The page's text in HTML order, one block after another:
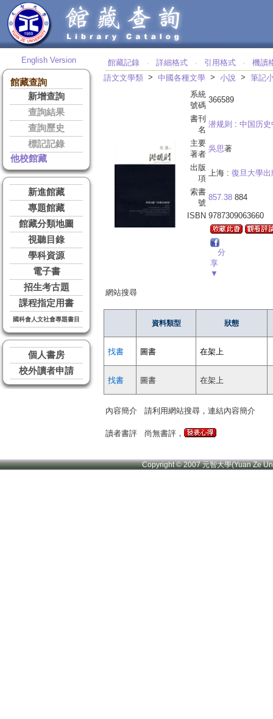
English Version
館藏查詢
新增查詢
查詢結果
查詢歷史
標記記錄
他校館藏
新進館藏
專題館藏
館藏分類地圖
視聽目錄
學科資源
電子書
招生考古題
課程指定用書
國科會人文社會專題書目
個人書房
校外讀者申請
館藏記錄 ‧ 詳細格式 ‧ 引用格式 ‧
機讀
語文文學類 > 中國各種文學 > 小說 > 筆記
系統
號碼
366589
書刊
名
潜规则 : 中国历
主要
著者
吳思著
出版
項
上海 : 復旦大學出
索書
號
857.38 884
ISBN 9787309063660
分
享
▼
網站搜尋
資料類型 狀態
找書 圖書 在架上
找書 圖書 在架上
內容簡介 請利用網站搜尋，連結內容簡介
讀者書評 尚無書評，
Copyright © 2007 元智大學(Yuan Ze